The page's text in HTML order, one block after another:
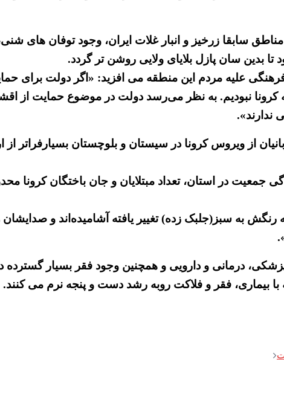
سابقا زرخیز و انبار غلات ایران، وجود توفان های
بدین سان پازل بلایای ولایی روشن تر گردد.
علیه مردم این منطقه می افزید: «اگر دولت برای
به کرونا نبودیم. به نظر می‌رسد دولت در موضوع حمایت
از ویروس کرونا در سیستان و بلوچستان
جمعیت در استان، تعداد مبتلایان و جان باختگان کرونا
به سبز(جلبک زده) تغییر یافته آشامیده‌اند و صدایشان
بیماری، فقر و فلاکت روبه رشد دست و پنجه نرم می کنند.